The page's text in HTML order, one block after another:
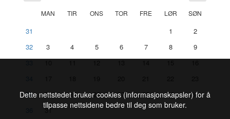
MAN TIR ONS TOR FRE LØR SØN
31 1
2
32
3 4 5 6 7 8
9
35
24 25 26 27 28 29
30
31
Dette nettstedet bruker cookies (informasjonskapsler) for å
tilpasse nettsidene bedre til deg som bruker.